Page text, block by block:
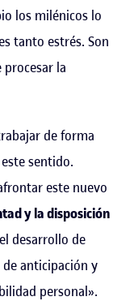
los milénicos lo
tanto estrés. Son
la
de forma
sentido.
este nuevo
y la disposición
desarrollo de
de anticipación y
personal».